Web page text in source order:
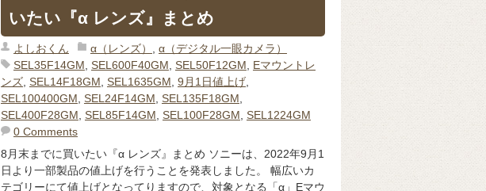
いたい『α レンズ』まとめ
よしおくん α（レンズ） , α（デジタル一眼カメラ）
SEL35F14GM, SEL600F40GM, SEL50F12GM, Eマウントレ
ンズ, SEL14F18GM, SEL1635GM, 9月1日値上げ,
SEL100400GM, SEL24F14GM, SEL135F18GM,
SEL400F28GM, SEL85F14GM, SEL100F28GM, SEL1224GM
0 Comments
8月末までに買いたい『α レンズ』まとめ ソニーは、2022年9月1
日より一部製品の値上げを行うことを発表しました。 幅広いカ
テゴリーにて値上げとなってりますので、対象となる「α」Eマウ